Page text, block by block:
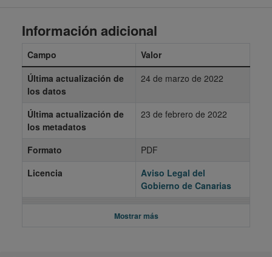
Información adicional
Campo
Valor
Última actualización de
los datos
24 de marzo de 2022
Última actualización de
los metadatos
23 de febrero de 2022
Formato
PDF
Licencia
Aviso Legal del
Gobierno de Canarias
Mostrar más